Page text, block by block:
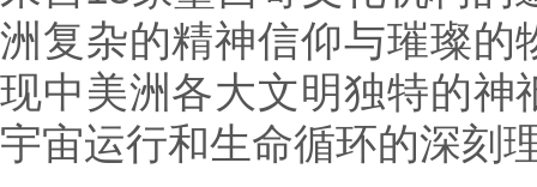
洲复杂的精神信仰与璀璨的
现中美洲各大文明独特的神
宇宙运行和生命循环的深刻